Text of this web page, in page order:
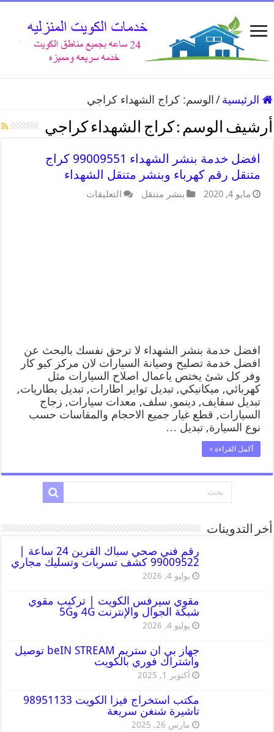
الرئيسية / الوسم:كراج الشهداء كراجي
أرشيف الوسم : كراج الشهداء كراجي
افضل خدمة بنشر الشهداء 99009551 كراج
متنقل رقم كهرباء وبنشر متنقل الشهداء
مايو 4, 2020 بنشر متنقل التعليقات
افضل خدمة بنشر الشهداء لا ترحق نفسك بالبحث عن
افضل خدمة تصليح وصيانة السيارات لان مركز كيو كار
وفر كل شئ يختص ياعمال اصلاح السيارات مثل
كهربائي, ميكانيكي, تبديل تواير اطارات, تبديل بطاريات,
تبديل سفايف, دينمو, سلف, معدات سيارات, زجاج
السيارات, قطع غيار جميع الاحجام والمقاسات حسب
نوع السيارة, تبديل …
أكمل القراءة »
أخر التدوينات
رقم فني صحي سباك القرين 24 ساعة |
99009522 كشف تسربات وتسليك مجاري
يوليو 4, 2026
مقوي سيرفس الكويت | تركيب مقوي
شبكة الجوال والإنترنت 4G و5G
يوليو 4, 2026
جهاز بي ان ستريم beIN STREAM توصيل
واشتراك فوري بالكويت
أكتوبر 1, 2025
مكتب استخراج فيزا الكويت 98951133
تاشيرة شنغن سريعة
مارس 26, 2025